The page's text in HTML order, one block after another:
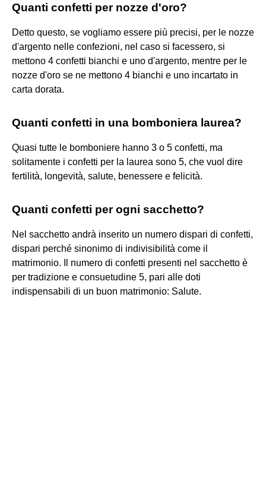
Quanti confetti per nozze d'oro?
Detto questo, se vogliamo essere più precisi, per le nozze
d'argento nelle confezioni, nel caso si facessero, si
mettono 4 confetti bianchi e uno d'argento, mentre per le
nozze d'oro se ne mettono 4 bianchi e uno incartato in
carta dorata.
Quanti confetti in una bomboniera laurea?
Quasi tutte le bomboniere hanno 3 o 5 confetti, ma
solitamente i confetti per la laurea sono 5, che vuol dire
fertilità, longevità, salute, benessere e felicità.
Quanti confetti per ogni sacchetto?
Nel sacchetto andrà inserito un numero dispari di confetti,
dispari perché sinonimo di indivisibilità come il
matrimonio. Il numero di confetti presenti nel sacchetto è
per tradizione e consuetudine 5, pari alle doti
indispensabili di un buon matrimonio: Salute.